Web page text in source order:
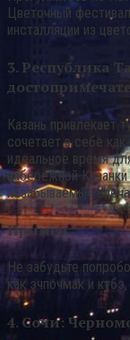
Цветочный
инсталляции из
3. Республика
Казань привлекает
сочетает в себе
идеальное время
набережной
незабываемые
Пример:
Не забудьте
как эчпочмак и
4. Сочи: